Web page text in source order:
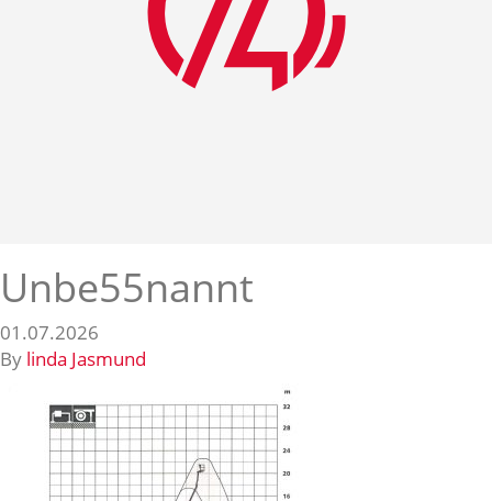
Unbe55nannt
01.07.2026
By linda Jasmund